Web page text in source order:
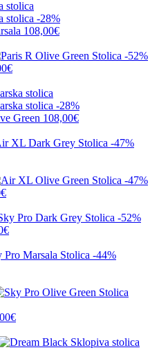
-28%
108,00€
-52%
-28%
Green 108,00€
-47%
-47%
-52%
-44%